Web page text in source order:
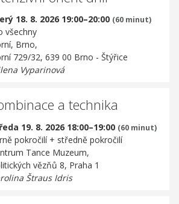
18. 8. 2026 19:00–20:00 (60 minut)
všechny
Brno,
729/32, 639 00 Brno - Štýřice
Vyparinová
a technika
19. 8. 2026 18:00–19:00 (60 minut)
pokročilí + středně pokročilí
Tance Muzeum,
vězňů 8, Praha 1
Štraus Idris